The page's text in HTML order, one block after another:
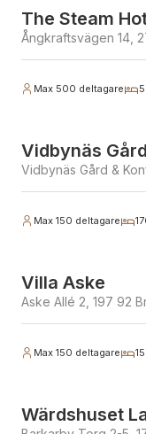
The Steam
Ångkraftsvägen 14,
Max 500 deltagare
Vidbynäs
Vidbynäs Gård &
Max 150 deltagare
Villa Aske
Aske Allé 2, 197 92
Max 150 deltagare
Wärdshuset